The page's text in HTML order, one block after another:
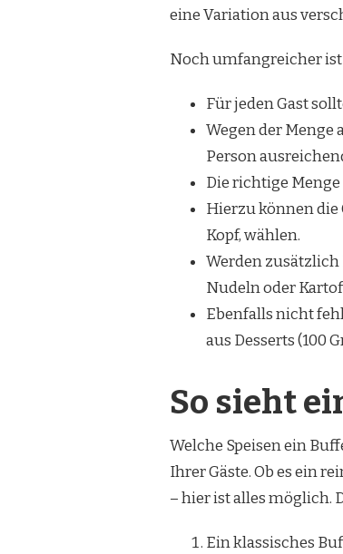
eine Variation aus
Noch umfangreicher
Für jeden Gast
Wegen der Menge
Person
Die richtige Menge
Hierzu können die
Kopf, wählen.
Werden zusätzlich
Nudeln oder
Ebenfalls nicht
aus Desserts (100
So sieht
Welche Speisen ein
Ihrer Gäste. Ob es ein
– hier ist alles möglich.
Ein klassisches